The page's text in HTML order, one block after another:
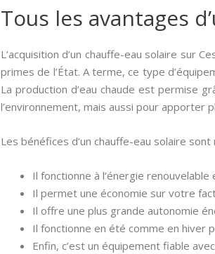
Tous les avantages
L’acquisition d’un chauffe-eau solaire sur
primes de l’État. A terme, ce type
La production d’eau chaude est permise
l’environnement, mais aussi pour apporter
Les bénéfices d’un chauffe-eau solaire sont
Il fonctionne à l’énergie renouvelable
Il permet une économie sur votre
Il offre une plus grande autonomie
Il fonctionne en été comme en hiver
Enfin, c’est un équipement fiable